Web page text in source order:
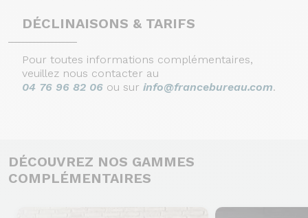
DÉCLINAISONS & TARIFS
Pour toutes informations complémentaires,
veuillez nous contacter au
04 76 96 82 06 ou sur info@francebureau.com.
DÉCOUVREZ NOS GAMMES
COMPLÉMENTAIRES